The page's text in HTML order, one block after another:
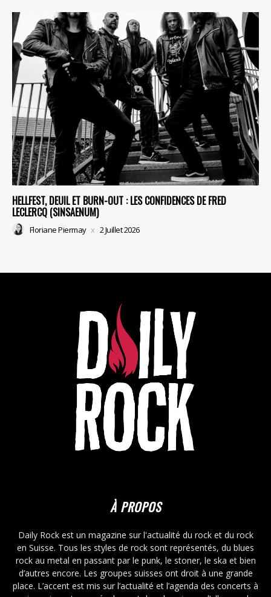
HELLFEST, DEUIL ET BURN-OUT : LES CONFIDENCES DE FRED
LECLERCQ (SINSAENUM)
Floriane Piermay 2 Juillet 2026
À PROPOS
Daily Rock est un magazine sur l'actualité du rock et du rock
en Suisse. Tous les styles de rock sont représentés, du blues
rock au metal en passant par le punk, le stoner, le ska et bien
d’autres encore. Les groupes suisses ont droit à une grande
place. L’accent est mis sur l’actualité et l’agenda des concerts à